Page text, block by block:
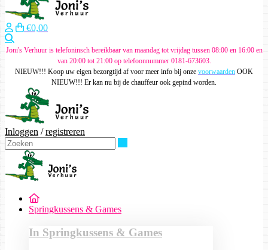
€0,00
Joni's Verhuur is telefoninsch bereikbaar van maandag tot vrijdag tussen 08:00 en 16:00 en
van 20:00 tot 21:00 op telefoonnummer 0181-673603.
NIEUW!!! Koop uw eigen bezorgtijd af voor meer info bij onze voorwaarden OOK
NIEUW!!! Er kan nu bij de chauffeur ook gepind worden.
Inloggen /registreren
Springkussens & Games
In Springkussens & Games